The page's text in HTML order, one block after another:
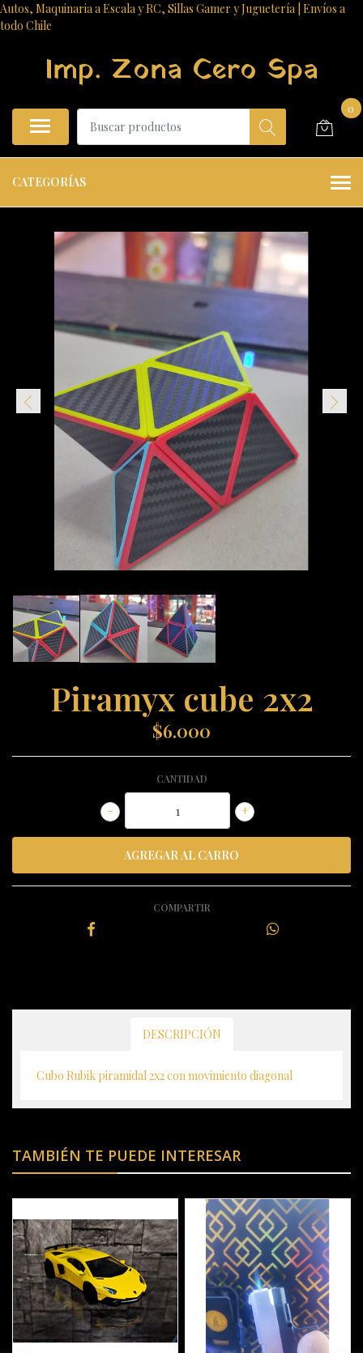
Autos, Maquinaria a Escala y RC, Sillas Gamer y Juguetería | Envíos a
todo Chile
Imp. Zona Cero Spa
0
CATEGORÍAS
Piramyx cube 2x2
$6.000
CANTIDAD
+
-
COMPARTIR
DESCRIPCIÓN
Cubo Rubik piramidal 2x2 con movimiento diagonal
TAMBIÉN TE PUEDE INTERESAR